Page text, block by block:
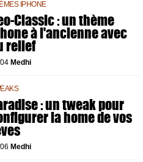
IPHONE
Classic : un thème
à l'ancienne avec
relief
Medhi
: un tweak pour
la home de vos
Medhi